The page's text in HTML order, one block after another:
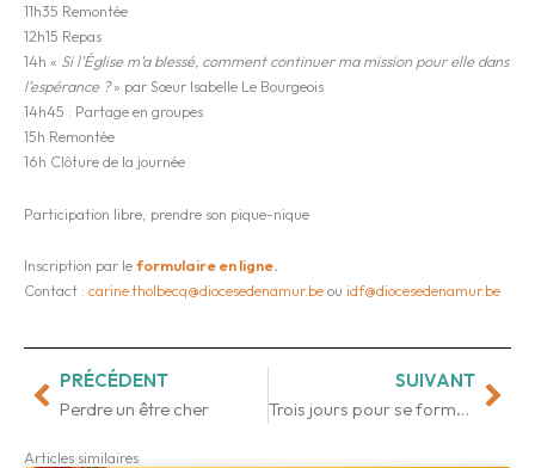
Articles similaires
11h35 Remontée
12h15 Repas
14h « Si l’Église m’a blessé, comment continuer ma mission pour elle dans
l’espérance ?» par Sœur Isabelle Le Bourgeois
14h45 : Partage en groupes
15h Remontée
16h Clôture de la journée
Participation libre, prendre son pique-nique
Inscription par leformulaire en ligne.
Contact : carine.tholbecq@diocesedenamur.beou idf@diocesedenamur.be
Précédent
PRÉCÉDENT
Perdre un être cher
SUIVANT
Trois jours pour se former à l’écoute